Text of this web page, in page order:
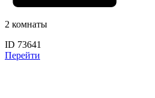
2 комнаты
ID 73641
Перейти